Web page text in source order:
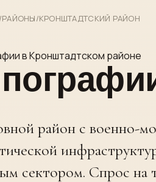
/РАЙОНЫ/КРОНШТАДТСКИЙ РАЙОН
в Кронштадтском районе
район с военно-
сектором. Спрос на